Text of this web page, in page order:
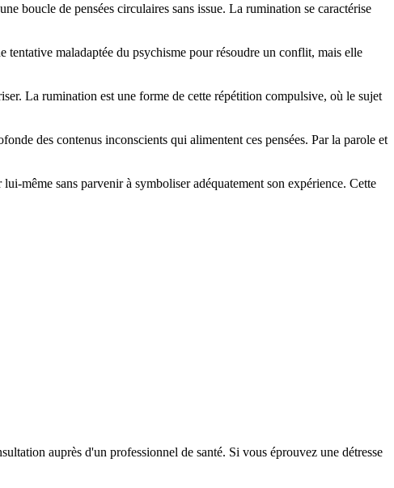
boucle de pensées circulaires sans issue. La rumination se caractérise
tentative maladaptée du psychisme pour résoudre un conflit, mais elle
La rumination est une forme de cette répétition compulsive, où le sujet
des contenus inconscients qui alimentent ces pensées. Par la parole et
même sans parvenir à symboliser adéquatement son expérience. Cette
auprès d'un professionnel de santé. Si vous éprouvez une détresse